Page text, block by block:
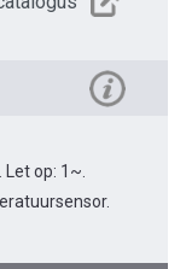
op: 1~.